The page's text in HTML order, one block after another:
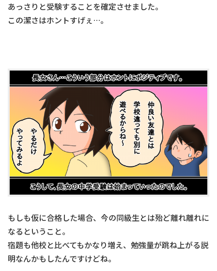
あっさりと受験することを確定させました。
この潔さはホントすげぇ…。
もしも仮に合格した場合、今の同級生とは殆ど離れ離れに
なるということ。
宿題も他校と比べてもかなり増え、勉強量が跳ね上がる説
明なんかもしたんですけどね。